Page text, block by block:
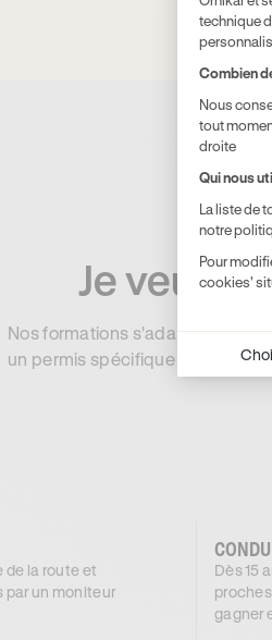
Je veux
Nos formations s'adaptent à
un permis spécifique : on
de la route et
par un moniteur
Dès 15
gagner
technique
Combien
Nous
tout
droite
Qui nous
La liste de
notre
Pour
cookies'